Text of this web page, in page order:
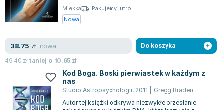
Miękka
Pakujemy jutro
Nowa
38.75 zł nowa
49.40złtaniej o 10.65 zł
Do koszyka
Kod Boga. Boski pierwiastek w każdym z
nas
Studio Astropsychologii, 2011
Gregg Braden
Autor tej książki odkrywa niezwykłe przesłanie